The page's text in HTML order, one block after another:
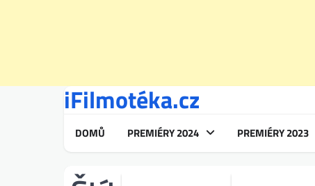
iFilmotéka.cz
DOMŮ PREMIÉRY 2024 PREMIÉRY 2023